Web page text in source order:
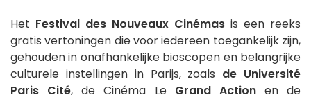
Het Festival des Nouveaux Cinémas is een reeks
gratis vertoningen die voor iedereen toegankelijk zijn,
gehouden in onafhankelijke bioscopen en belangrijke
culturele instellingen in Parijs, zoals de Université
Paris Cité, de Cinéma Le Grand Actionen de